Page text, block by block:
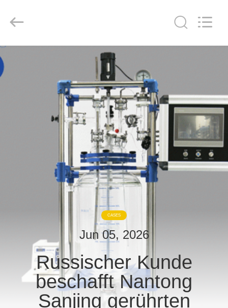
HAUS
PRODUKTE
FABRIK-
AUSFLUG
QUALITÄTSKONTROLLE
TRETEN
MIT
Co.,Ltd.
CASES
Jun 05, 2026
Russischer Kunde
beschafft Nantong
Sanjing gerührten